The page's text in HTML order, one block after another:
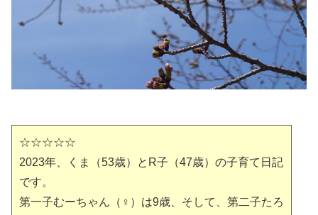
☆☆☆☆☆
2023年、くま（53歳）とR子（47歳）の子育て日記
です。
第一子むーちゃん（♀）は9歳、そして、第二子たろ